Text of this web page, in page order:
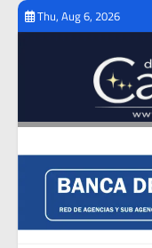
Skip
Thu, Aug 6, 2026